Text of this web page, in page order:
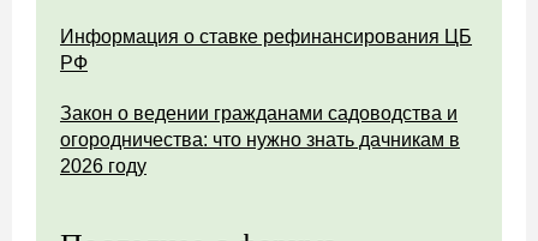
Информация о ставке рефинансирования ЦБ
РФ
Закон о ведении гражданами садоводства и
огородничества: что нужно знать дачникам в
2026 году